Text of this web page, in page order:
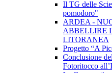
Il TG delle
pomodoro"
ARDEA -
ABBELLIRE
LITORANEA
Progetto “A
Conclusione
Fotoritocco